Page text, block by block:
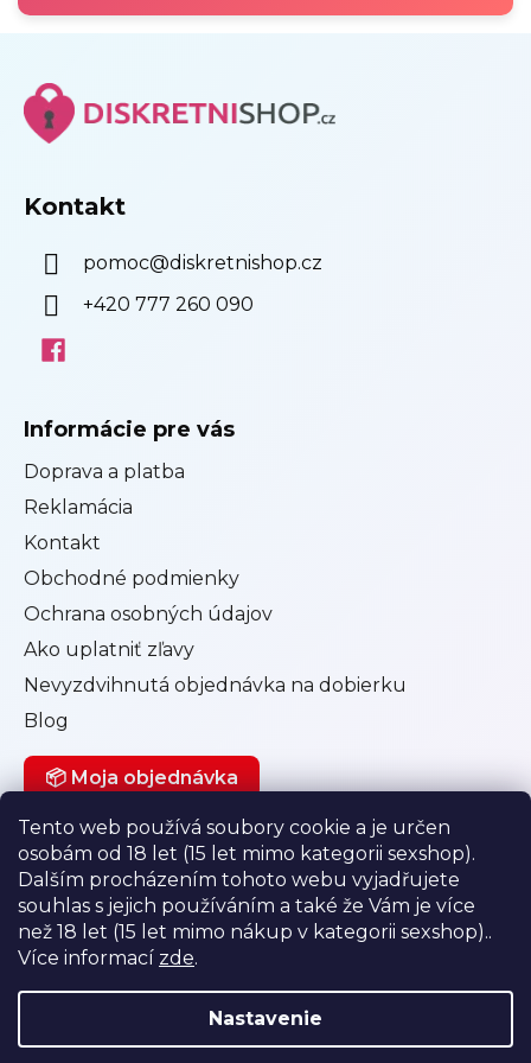
Tento web používá soubory cookie a je určen
osobám od 18 let (15 let mimo kategorii sexshop).
Dalším procházením tohoto webu vyjadřujete
souhlas s jejich používáním a také že Vám je více
než 18 let (15 let mimo nákup v kategorii sexshop)..
Více informací zde.
Nastavenie
SE
Kontakt
pomoc@diskretnishop.cz
+420 777 260 090
Informácie pre vás
Doprava a platba
Reklamácia
Kontakt
Obchodné podmienky
Ochrana osobných údajov
Ako uplatniť zľavy
Nevyzdvihnutá objednávka na dobierku
Blog
📦 Moja objednávka
Můj účet
Přihlásit se
Registrace